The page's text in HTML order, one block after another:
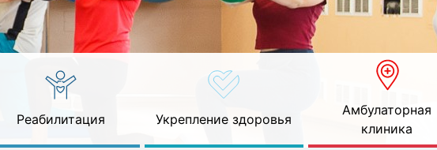
Реабилитация Укрепление здоровья
Амбулаторная
клиника